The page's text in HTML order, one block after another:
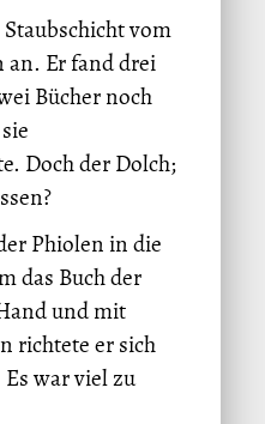
vom
an. Er fand drei
Bücher noch
Doch der Dolch;
Phiolen in die
das Buch der
und mit
richtete er sich
war viel zu